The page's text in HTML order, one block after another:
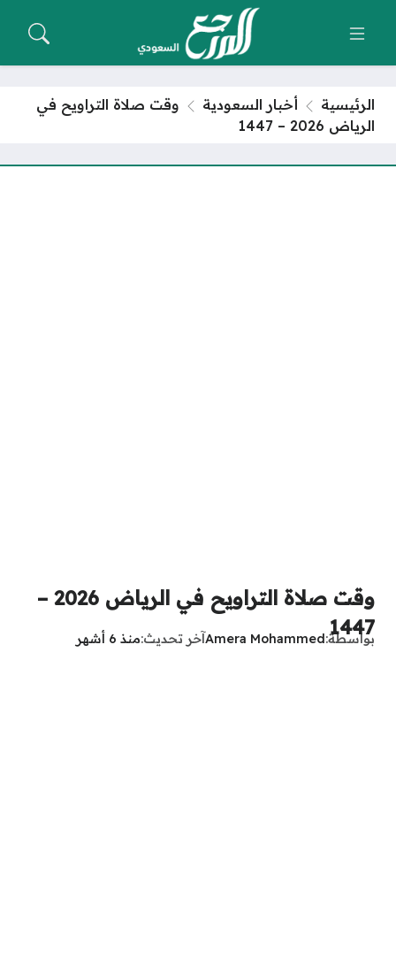
الرئيسية أخبار السعودية
وقت صلاة التراويح في
الرياض 2026 – 1447
وقت صلاة التراويح في الرياض 2026 –
1447
بواسطة Amera Mohammedآخر تحديث منذ 6 أشهر